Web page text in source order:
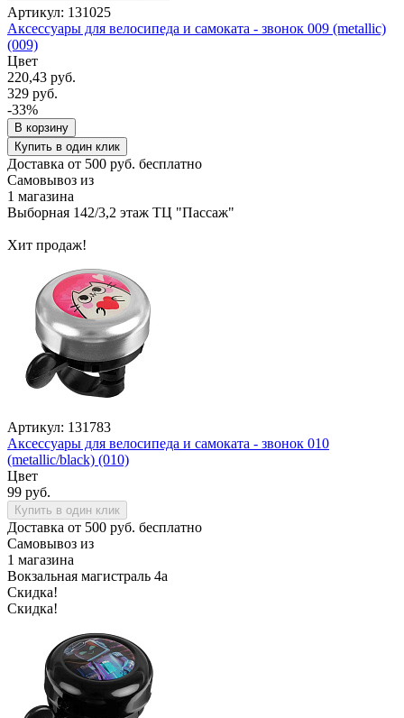
Артикул: 131025
Аксессуары для велосипеда и самоката - звонок 009 (metallic)
(009)
Цвет
220,43 руб.
329 руб.
-33%
В корзину
Купить в один клик
Доставка от 500 руб. бесплатно
Самовывоз из
1 магазина
Выборная 142/3,2 этаж ТЦ "Пассаж"
Хит продаж!
Артикул: 131783
Аксессуары для велосипеда и самоката - звонок 010
(metallic/black) (010)
Цвет
99 руб.
Купить в один клик
Доставка от 500 руб. бесплатно
Самовывоз из
1 магазина
Вокзальная магистраль 4а
Скидка!
Скидка!